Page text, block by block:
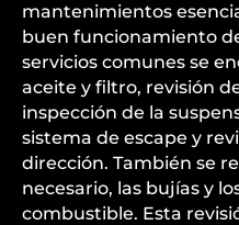
mantenimientos
buen funcionamiento
servicios comunes se
aceite y filtro, revisión
inspección de la
sistema de escape y
dirección. También se
necesario, las bujías y
combustible. Esta